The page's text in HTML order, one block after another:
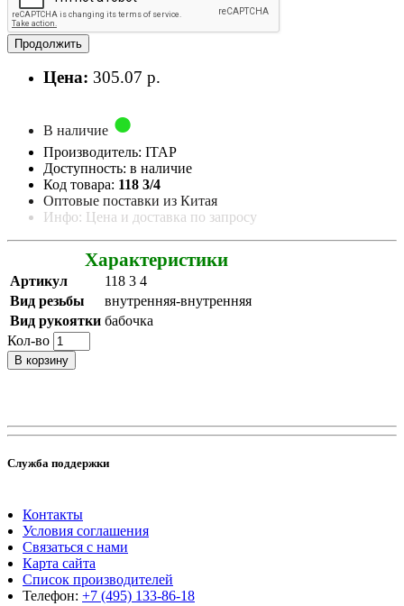
Продолжить
Цена: 305.07 р.
В наличие
Производитель: ITAP
Доступность: в наличие
Код товара: 118 3/4
Оптовые поставки из Китая
Инфо: Цена и доставка по запросу
Характеристики
Артикул
118 3 4
Вид резьбы
внутренняя-внутренняя
Вид рукоятки бабочка
Кол-во
В корзину
Служба поддержки
Контакты
Условия соглашения
Связаться с нами
Карта сайта
Список производителей
Телефон: +7 (495) 133-86-18